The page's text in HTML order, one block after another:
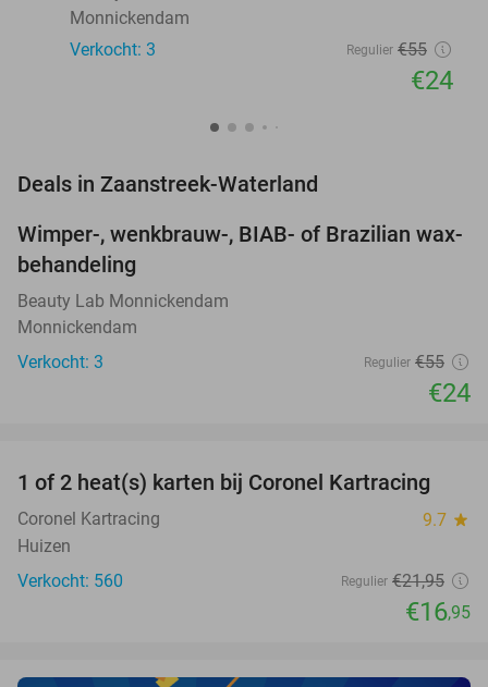
Monnickendam
Verkocht: 3
Regulier €55
€24
Deals in Zaanstreek-Waterland
56%
NEW
TODAY
Wimper-, wenkbrauw-, BIAB- of Brazilian wax-
behandeling
Beauty Lab Monnickendam
Monnickendam
Verkocht: 3
Regulier €55
€24
23%
TODAY
1 of 2 heat(s) karten bij Coronel Kartracing
Coronel Kartracing 9.7 star
Huizen
Verkocht: 560
Regulier €21,95
€16,95